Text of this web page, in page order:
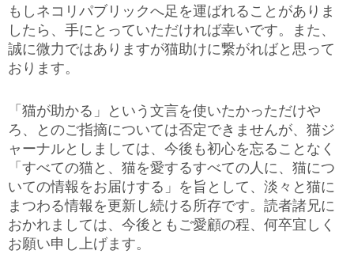
もしネコリパブリックへ足を運ばれることがありま
したら、手にとっていただければ幸いです。また、
誠に微力ではありますが猫助けに繋がればと思って
おります。
「猫が助かる」という文言を使いたかっただけや
ろ、とのご指摘については否定できませんが、猫ジ
ャーナルとしましては、今後も初心を忘ることなく
「すべての猫と、猫を愛するすべての人に、猫につ
いての情報をお届けする」を旨として、淡々と猫に
まつわる情報を更新し続ける所存です。読者諸兄に
おかれましては、今後ともご愛顧の程、何卒宜しく
お願い申し上げます。